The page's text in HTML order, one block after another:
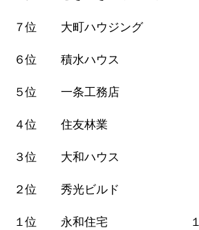
７位 大町ハウジング
６位 積水ハウス ８
５位 一条工務店 ８
４位 住友林業 ８
３位 大和ハウス ８
２位 秀光ビルド ９
１位 永和住宅 １８